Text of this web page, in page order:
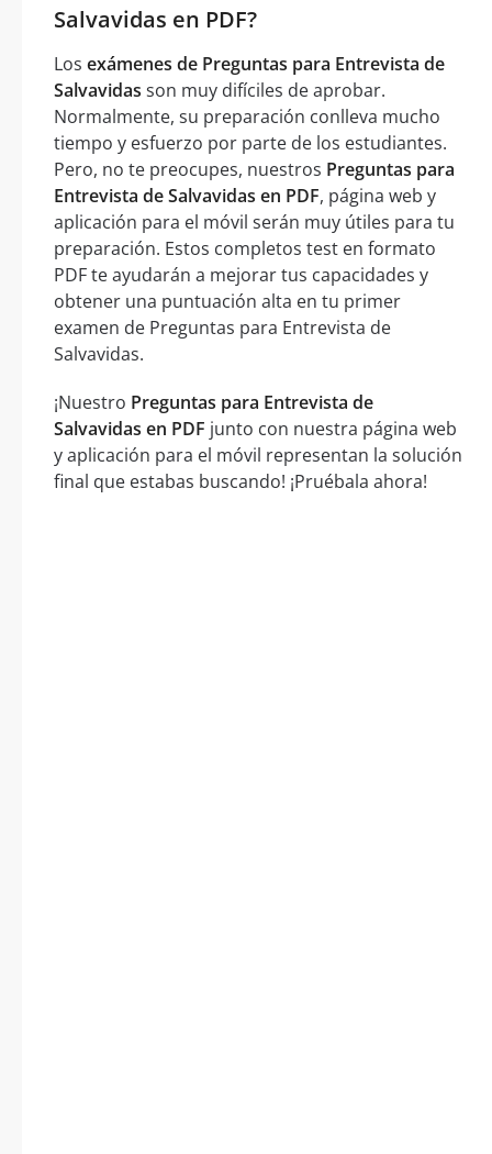
Salvavidas en PDF?
Los exámenes de Preguntas para Entrevista de
Salvavidas son muy difíciles de aprobar.
Normalmente, su preparación conlleva mucho
tiempo y esfuerzo por parte de los estudiantes.
Pero, no te preocupes, nuestros Preguntas para
Entrevista de Salvavidas en PDF, página web y
aplicación para el móvil serán muy útiles para tu
preparación. Estos completos test en formato
PDF te ayudarán a mejorar tus capacidades y
obtener una puntuación alta en tu primer
examen de Preguntas para Entrevista de
Salvavidas.
¡Nuestro Preguntas para Entrevista de
Salvavidas en PDF junto con nuestra página web
y aplicación para el móvil representan la solución
final que estabas buscando! ¡Pruébala ahora!